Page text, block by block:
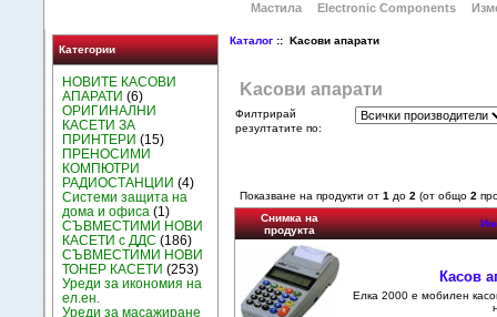
Мастила
Electronic Components
Категории
НОВИТЕ КАСОВИ
АПАРАТИ (6)
ОРИГИНАЛНИ
КАСЕТИ ЗА
ПРИНТЕРИ (15)
ПРЕНОСИМИ
КОМПЮТРИ
РАДИОСТАНЦИИ (4)
Системи защита на
дома и офиса (1)
СЪВМЕСТИМИ НОВИ
КАСЕТИ с ДДС (186)
СЪВМЕСТИМИ НОВИ
ТОНЕР КАСЕТИ (253)
Уреди за икономия на
ел.ен.
Уреди за масажиране
Каталог :: Kасови апарати
Kасови апарати
Филтрирай
резултатите по:
Показване на продукти от 1 до 2 (от общо 2
Снимка на
продукта
Касов
Елка 2000 е мобилен